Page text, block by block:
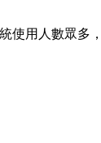
使用人數眾多